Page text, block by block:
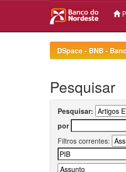
DSpace - BNB -
Pesquisar
Pesquisar:
por
Filtros correntes: